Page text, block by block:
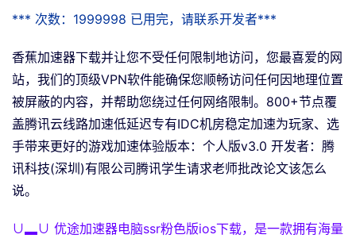
*** 次数：1999998 已用完，请联系开发者***
香蕉加速器下载并让您不受任何限制地访问，您最喜爱的网
站，我们的顶级VPN软件能确保您顺畅访问任何因地理位置
被屏蔽的内容，并帮助您绕过任何网络限制。800+节点覆
盖腾讯云线路加速低延迟专有IDC机房稳定加速为玩家、选
手带来更好的游戏加速体验版本：个人版v3.0 开发者：腾
讯科技(深圳)有限公司腾讯学生请求老师批改论文该怎么
说。
∪▂∪ 优途加速器电脑ssr粉色版ios下载，是一款拥有海量